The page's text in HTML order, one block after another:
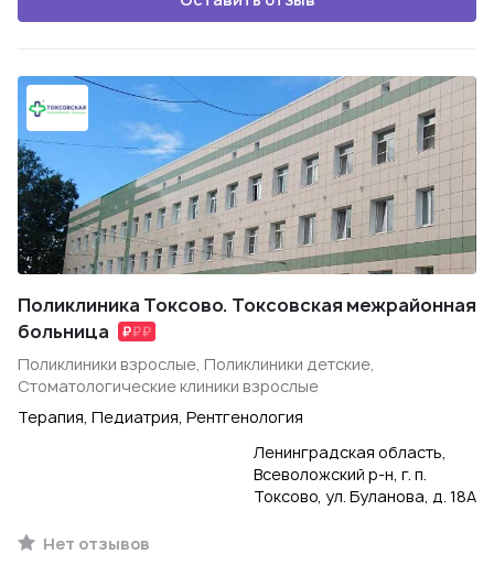
Поликлиника Токсово. Токсовская межрайонная
больница
Поликлиники взрослые, Поликлиники детские,
Стоматологические клиники взрослые
Терапия, Педиатрия, Рентгенология
Ленинградская область,
Всеволожский р-н, г. п.
Токсово, ул. Буланова, д. 18А
Нет отзывов